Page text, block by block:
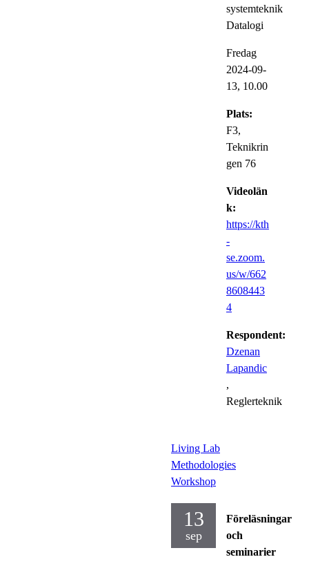
systemteknik
Datalogi
Fredag
2024-09-
13, 10.00
Plats:
F3,
Teknikrin
gen 76
Videolän
k:
https://kth
-
se.zoom.
us/w/662
8608443
4
Respondent:
Dzenan
Lapandic
,
Reglerteknik
Living Lab
Methodologies
Workshop
13
sep
Föreläsningar
och
seminarier